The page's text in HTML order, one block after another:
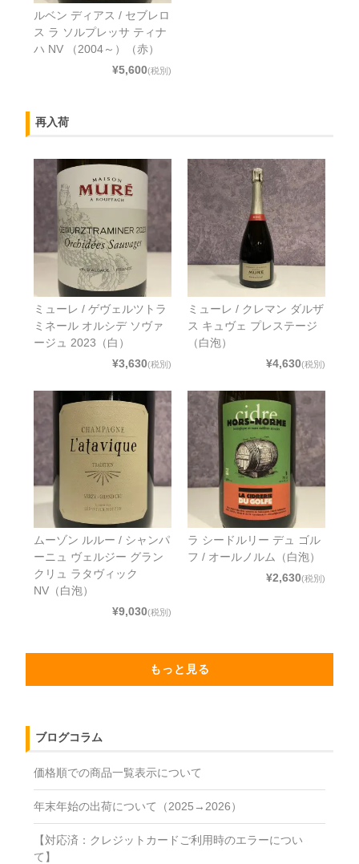
ルベン ディアス / セブレロ
ス ラ ソルプレッサ ティナ
ハ NV （2004～）（赤）
¥5,600(税別)
再入荷
ミューレ / ゲヴェルツトラ
ミネール オルシデ ソヴァ
ージュ 2023（白）
¥3,630(税別)
ミューレ / クレマン ダルザ
ス キュヴェ プレステージ
（白泡）
¥4,630(税別)
ムーゾン ルルー / シャンパ
ーニュ ヴェルジー グラン
クリュ ラタヴィック
NV（白泡）
¥9,030(税別)
ラ シードルリー デュ ゴル
フ / オールノルム（白泡）
¥2,630(税別)
もっと見る
ブログコラム
価格順での商品一覧表示について
年末年始の出荷について（2025→2026）
【対応済：クレジットカードご利用時のエラーについ
て】